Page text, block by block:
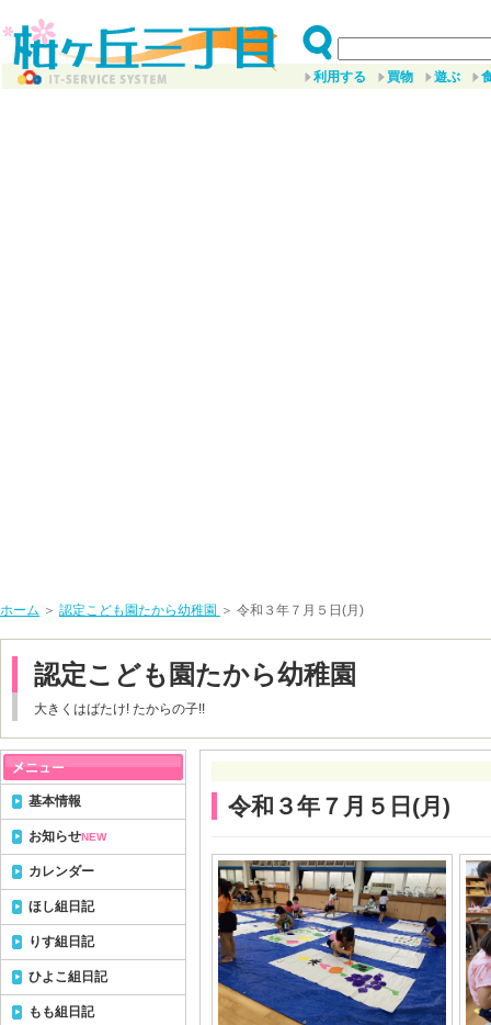
利用する 買物 遊ぶ
ホーム ＞ 認定こども園たから幼稚園 ＞ 令和３年７月５日(月)
認定こども園たから幼稚園
大きくはばたけ! たからの子!!
令和３年７月５日(月)
基本情報
お知らせNEW
カレンダー
ほし組日記
りす組日記
ひよこ組日記
もも組日記